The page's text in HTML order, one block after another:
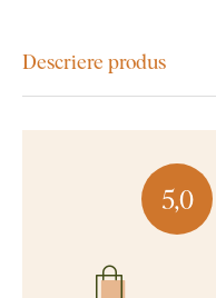
Descriere produs
5,0